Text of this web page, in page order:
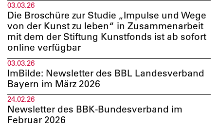
03.03.26
Die Broschüre zur Studie „Impulse und Wege
von der Kunst zu leben“ in Zusammenarbeit
mit dem der Stiftung Kunstfonds ist ab sofort
online verfügbar
03.03.26
ImBilde: Newsletter des BBL Landesverband
Bayern im März 2026
24.02.26
Newsletter des BBK-Bundesverband im
Februar 2026